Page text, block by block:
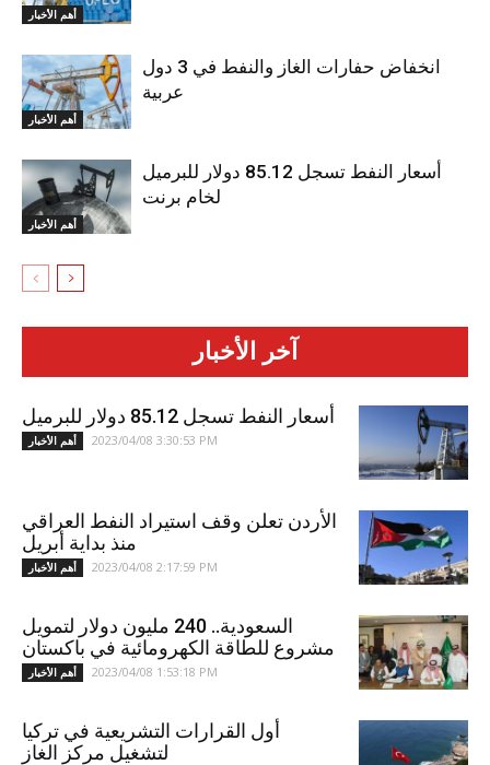
أهم الأخبار
أهم الأخبار
انخفاض حفارات الغاز والنفط في 3 دول
عربية
أهم الأخبار
أسعار النفط تسجل 85.12 دولار للبرميل
لخام برنت
آخر الأخبار
أسعار النفط تسجل 85.12 دولار للبرميل
أهم الأخبار 2023/04/08 3:30:53 PM
الأردن تعلن وقف استيراد النفط العراقي
منذ بداية أبريل
أهم الأخبار 2023/04/08 2:17:59 PM
السعودية.. 240 مليون دولار لتمويل
مشروع للطاقة الكهرومائية في باكستان
أهم الأخبار 2023/04/08 1:53:18 PM
أول القرارات التشريعية في تركيا
لتشغيل مركز الغاز